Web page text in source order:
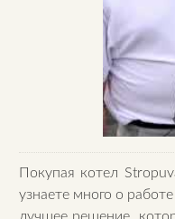
Покупая котел
узнаете много о